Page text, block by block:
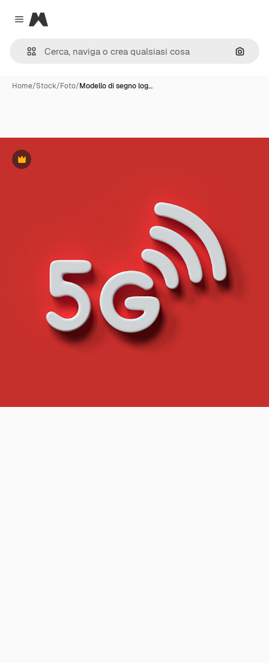
Close menu
Magnific
Cerca
Home/Stock/Foto/Modello di segno log…
Premium